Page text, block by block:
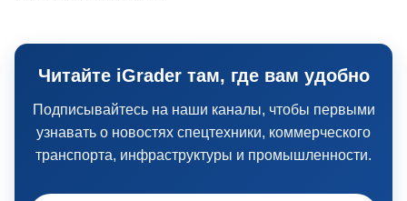
Читайте iGrader там, где вам удобно
Подписывайтесь на наши каналы, чтобы первыми
узнавать о новостях спецтехники, коммерческого
транспорта, инфраструктуры и промышленности.